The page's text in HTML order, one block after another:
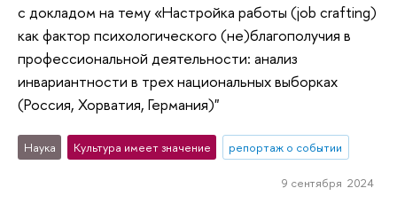
с докладом на тему «Настройка работы (job crafting)
как фактор психологического (не)благополучия в
профессиональной деятельности: анализ
инвариантности в трех национальных выборках
(Россия, Хорватия, Германия)"
Наука Культура имеет значение репортаж о событии
9 сентября 2024